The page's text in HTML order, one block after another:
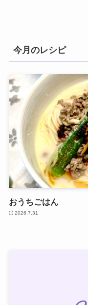
今月のレシピ
おうちごはん
2026.7.31